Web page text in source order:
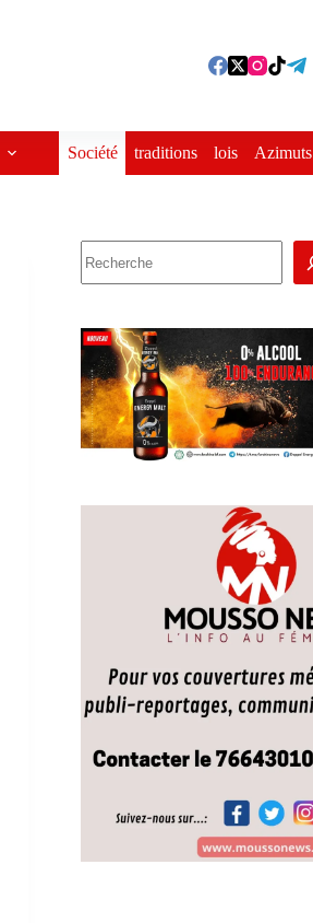
Société traditions lois Azimuts